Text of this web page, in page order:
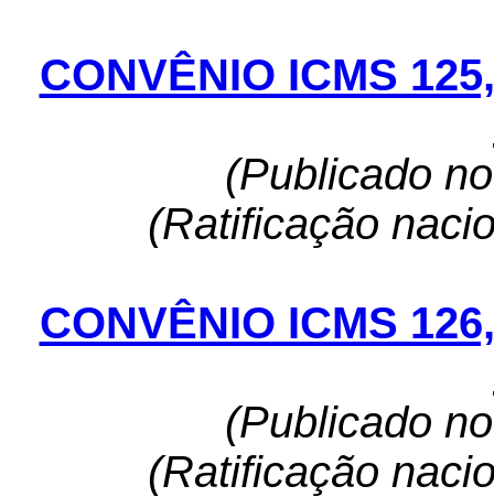
CONVÊNIO ICMS
(Publicado
(Ratificação
CONVÊNIO ICMS
(Publicado
(Ratificação